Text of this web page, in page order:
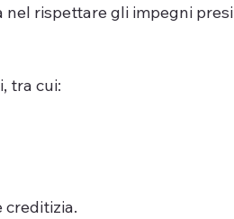
rispettare gli impegni presi
tra cui:
creditizia.